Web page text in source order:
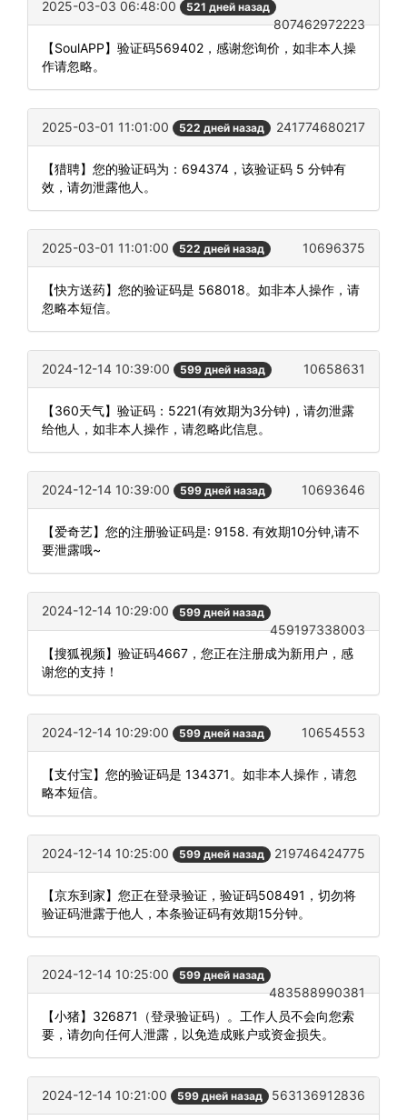
2025-03-03 06:48:00 521 дней назад
807462972223
【SoulAPP】验证码569402，感谢您询价，如非本人操
作请忽略。
2025-03-01 11:01:00 522 дней назад 241774680217
【猎聘】您的验证码为：694374，该验证码 5 分钟有
效，请勿泄露他人。
2025-03-01 11:01:00 522 дней назад 10696375
【快方送药】您的验证码是 568018。如非本人操作，请
忽略本短信。
2024-12-14 10:39:00 599 дней назад 10658631
【360天气】验证码：5221(有效期为3分钟)，请勿泄露
给他人，如非本人操作，请忽略此信息。
2024-12-14 10:39:00 599 дней назад 10693646
【爱奇艺】您的注册验证码是: 9158. 有效期10分钟,请不
要泄露哦~
2024-12-14 10:29:00 599 дней назад
459197338003
【搜狐视频】验证码4667，您正在注册成为新用户，感
谢您的支持！
2024-12-14 10:29:00 599 дней назад 10654553
【支付宝】您的验证码是 134371。如非本人操作，请忽
略本短信。
2024-12-14 10:25:00 599 дней назад 219746424775
【京东到家】您正在登录验证，验证码508491，切勿将
验证码泄露于他人，本条验证码有效期15分钟。
2024-12-14 10:25:00 599 дней назад
483588990381
【小猪】326871（登录验证码）。工作人员不会向您索
要，请勿向任何人泄露，以免造成账户或资金损失。
2024-12-14 10:21:00 599 дней назад 563136912836